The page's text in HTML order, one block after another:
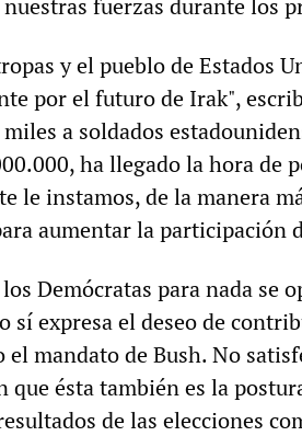
fuerzas durante los
y el pueblo de Estados
por el futuro de Irak",
miles a soldados
ha llegado la hora de
le instamos, de la manera
aumentar la participación
Demócratas para nada se
sí expresa el deseo de
mandato de Bush. No
que ésta también es la
de las elecciones